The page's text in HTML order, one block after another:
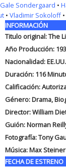
Gale Sondergaard •
• Vladimir Sokoloff•
INFORMACIÓN
Titulo original: The
Año Producción:
Nacionalidad: EE.UU.
Duración: 116
Calificación:
Género: Drama,
Director: William
Guión: Norman
Fotografía: Tony
Música: Max Steiner
FECHA DE ESTRENO